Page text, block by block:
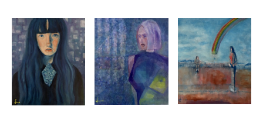
RECTO VERSO GALLERY(グループ展) 参加出展
MINERVA2026 出展
第31回 日本の美術 〜全国選抜作家展〜 出展
2025年